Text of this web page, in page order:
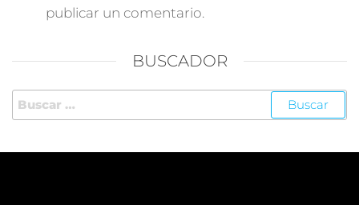
publicar un comentario.
BUSCADOR